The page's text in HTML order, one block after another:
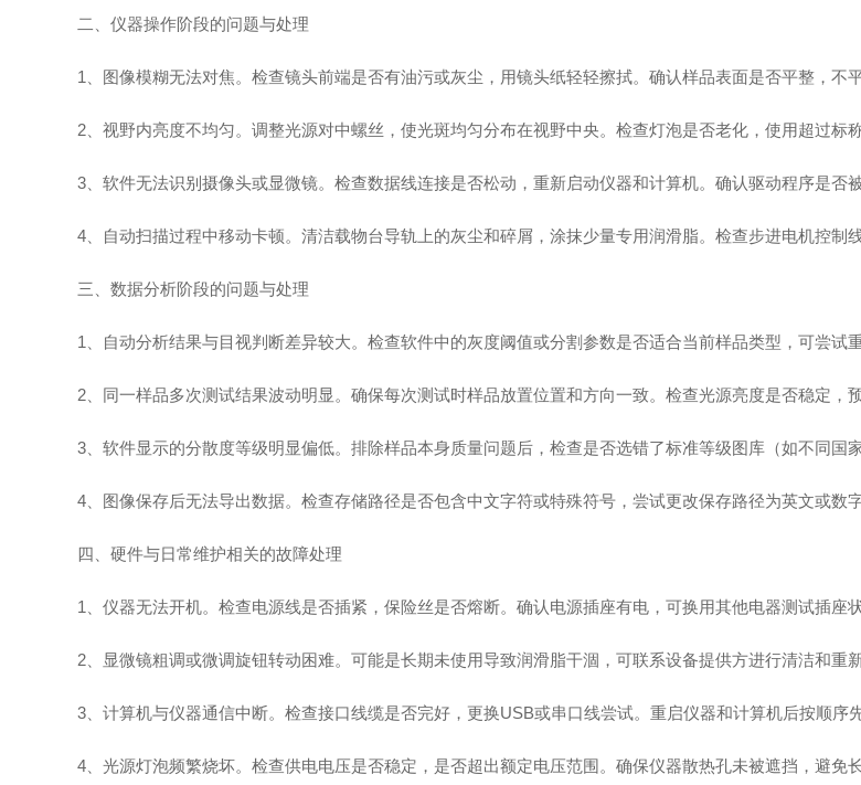
二、仪器操作阶段的问题与处理
1、图像模糊无法对焦。检查镜头前端是否有油污或灰尘，用镜头纸轻轻擦拭。确认样品表面是否平整，不平
2、视野内亮度不均匀。调整光源对中螺丝，使光斑均匀分布在视野中央。检查灯泡是否老化，使用超过标称
3、软件无法识别摄像头或显微镜。检查数据线连接是否松动，重新启动仪器和计算机。确认驱动程序是否
4、自动扫描过程中移动卡顿。清洁载物台导轨上的灰尘和碎屑，涂抹少量专用润滑脂。检查步进电机控制线
三、数据分析阶段的问题与处理
1、自动分析结果与目视判断差异较大。检查软件中的灰度阈值或分割参数是否适合当前样品类型，可尝试
2、同一样品多次测试结果波动明显。确保每次测试时样品放置位置和方向一致。检查光源亮度是否稳定，预
3、软件显示的分散度等级明显偏低。排除样品本身质量问题后，检查是否选错了标准等级图库（如不同国家
4、图像保存后无法导出数据。检查存储路径是否包含中文字符或特殊符号，尝试更改保存路径为英文或数
四、硬件与日常维护相关的故障处理
1、仪器无法开机。检查电源线是否插紧，保险丝是否熔断。确认电源插座有电，可换用其他电器测试插座状
2、显微镜粗调或微调旋钮转动困难。可能是长期未使用导致润滑脂干涸，可联系设备提供方进行清洁和重新
3、计算机与仪器通信中断。检查接口线缆是否完好，更换USB或串口线尝试。重启仪器和计算机后按顺序先
4、光源灯泡频繁烧坏。检查供电电压是否稳定，是否超出额定电压范围。确保仪器散热孔未被遮挡，避免长